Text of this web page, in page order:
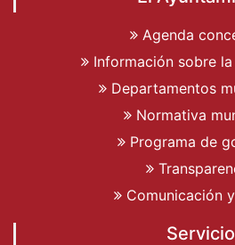
Agenda
Información sobre
Departamentos
Normativa
Programa de
Comunicación